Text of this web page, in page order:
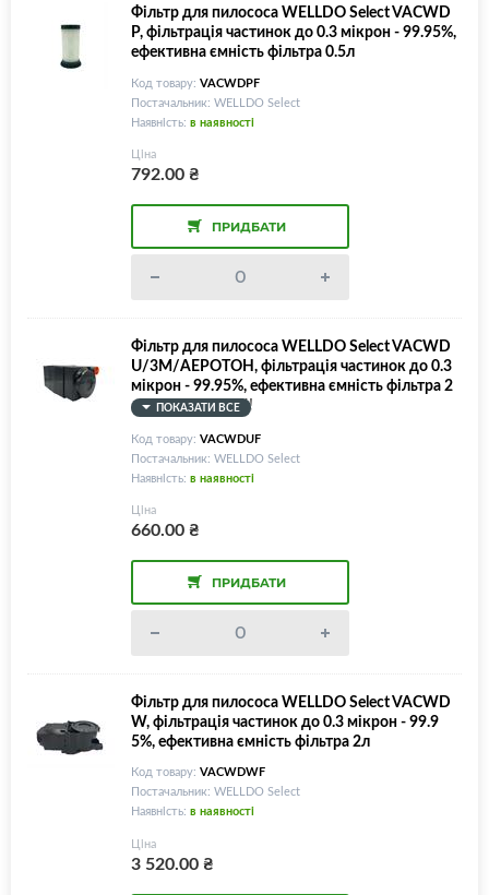
Фільтр для пилососа WELLDO Select VACWD
P, фільтрація частинок до 0.3 мікрон - 99.95%,
ефективна ємність фільтра 0.5л
Код товару: VACWDPF
Постачальник: WELLDO Select
Наявність: в наявності
Ціна
792.00₴
ПРИДБАТИ
Фільтр для пилососа WELLDO Select VACWD
U/3M/АЕРОТОН, фільтрація частинок до 0.3
мікрон - 99.95%, ефективна ємність фільтра 2
л, універсальний!
ПОКАЗАТИ ВСЕ
Код товару: VACWDUF
Постачальник: WELLDO Select
Наявність: в наявності
Ціна
660.00₴
ПРИДБАТИ
Фільтр для пилососа WELLDO Select VACWD
W, фільтрація частинок до 0.3 мікрон - 99.9
5%, ефективна ємність фільтра 2л
Код товару: VACWDWF
Постачальник: WELLDO Select
Наявність: в наявності
Ціна
3 520.00₴